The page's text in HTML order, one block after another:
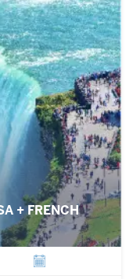
+ FRENCH